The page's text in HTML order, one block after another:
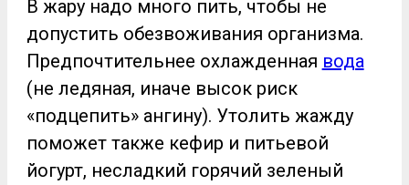
В жару надо много пить, чтобы не
допустить обезвоживания организма.
Предпочтительнее охлажденная вода
(не ледяная, иначе высок риск
«подцепить» ангину). Утолить жажду
поможет также кефир и питьевой
йогурт, несладкий горячий зеленый